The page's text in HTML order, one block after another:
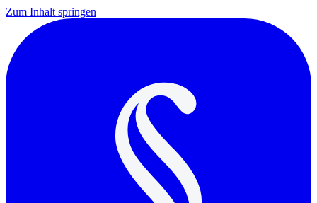
Zum Inhalt springen